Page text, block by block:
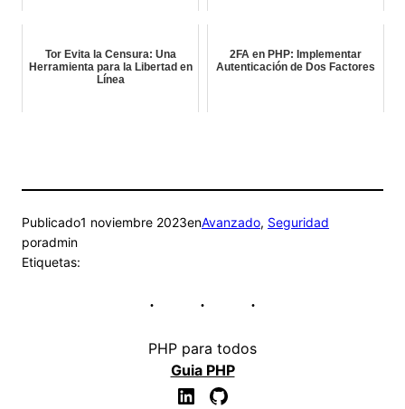
Tor Evita la Censura: Una
Herramienta para la Libertad en
Línea
2FA en PHP: Implementar
Autenticación de Dos Factores
Publicado1 noviembre 2023enAvanzado, Seguridad
poradmin
Etiquetas:
PHP para todos
Guia PHP
LinkedIn GitHub